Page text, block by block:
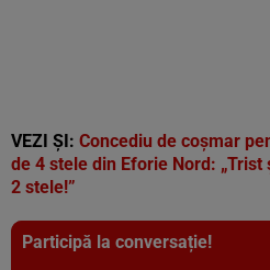
VEZI ȘI: Concediu de coșmar
de 4 stele din Eforie Nord:
2 stele!”
Participă la conversație!